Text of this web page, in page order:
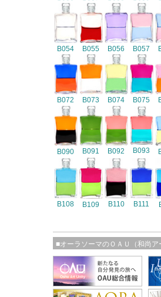
B054 B055 B056 B057
B072 B073 B074 B075
B090 B091 B092 B093
B108 B109 B110 B111
■オーラソーマのＯＡＵ（和尚